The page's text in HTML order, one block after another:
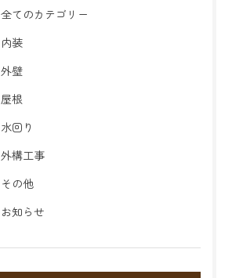
全てのカテゴリー
内装
外壁
屋根
水回り
外構工事
その他
お知らせ